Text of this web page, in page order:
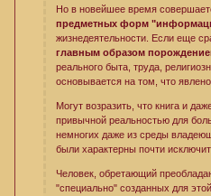
Но в новейшее время
предметных форм
жизнедеятельности. Если еще
главным образом
реального быта, труда,
основывается на том, что
Могут возразить, что книга и
привычной реальностью для
немногих даже из среды
были характерны почти
Человек, обретающий
"специально" созданных для